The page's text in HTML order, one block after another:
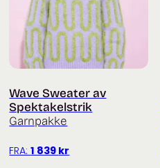
Wave Sweater av
Spektakelstrik
Garnpakke
FRA:1 839 kr